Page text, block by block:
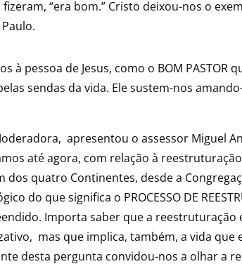
fizeram, “era bom.” Cristo deixou-nos o
à pessoa de Jesus, como o BOM
sendas da vida. Ele sustem-nos
apresentou o assessor Miguel
até agora, com relação à
dos quatro Continentes, desde a
do que significa o PROCESSO DE
Importa saber que a reestruturação
mas que implica, também, a vida que
desta pergunta convidou-nos a olhar a